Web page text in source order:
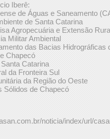
Iberê:
de Águas e Saneamento
de Santa Catarina
Agropecuária e Extensão
Militar Ambiental
das Bacias
Chapecó
Catarina
da Fronteira Sul
da Região do Oeste
Sólidos de Chapecó
noticia/index/url/